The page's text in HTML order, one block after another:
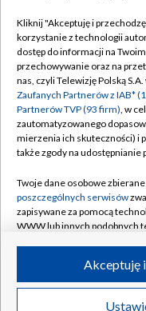
Abonament TVP
Emisja w TVP
Centrum informacji
Naziemna Telewizja
Rada Programowa
System NOS
Informacje o nadawcy
Program dla prasy
©2026
Kliknij "Akceptuję i
korzystanie z technologii
dostęp do informacji na
przechowywanie oraz na
nas, czyli Telewizję Polską
Zaufanych Partnerów z IAB*
Partnerów TVP (93 firm), w
zautomatyzowanego
mierzenia ich skuteczności) i
także zgody na udostępnianie
Twoje dane osobowe
poszczególnych serwisów
zapisywane za pomocą
WWW lub innych podobnych
ruchu w Internecie.
Twoje dane osobowe
Akceptuję